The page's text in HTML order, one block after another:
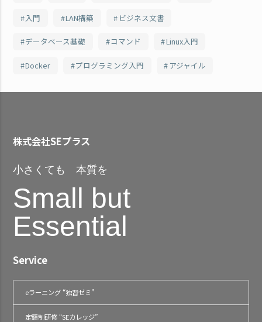
入門 LAN構築 ビジネス文書
データベース基礎 コマンド Linux入門
Docker プログラミング入門 アジャイル
株式会社SEプラス
小さくても 本質を
Small but
Essential
Service
eラーニング “独習ゼミ”
定額制研修 “SEカレッジ”